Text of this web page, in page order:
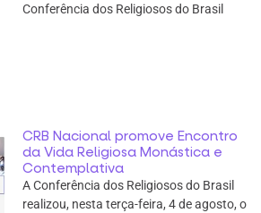
Conferência dos Religiosos do Brasil
CRB Nacional promove Encontro
da Vida Religiosa Monástica e
Contemplativa
A Conferência dos Religiosos do Brasil
realizou, nesta terça-feira, 4 de agosto, o